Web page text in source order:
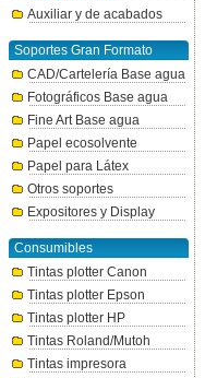
Auxiliar y de acabados
Soportes Gran Formato
CAD/Cartelería Base agua
Fotográficos Base agua
Fine Art Base agua
Papel ecosolvente
Papel para Látex
Otros soportes
Expositores y Display
Consumibles
Tintas plotter Canon
Tintas plotter Epson
Tintas plotter HP
Tintas Roland/Mutoh
Tintas impresora